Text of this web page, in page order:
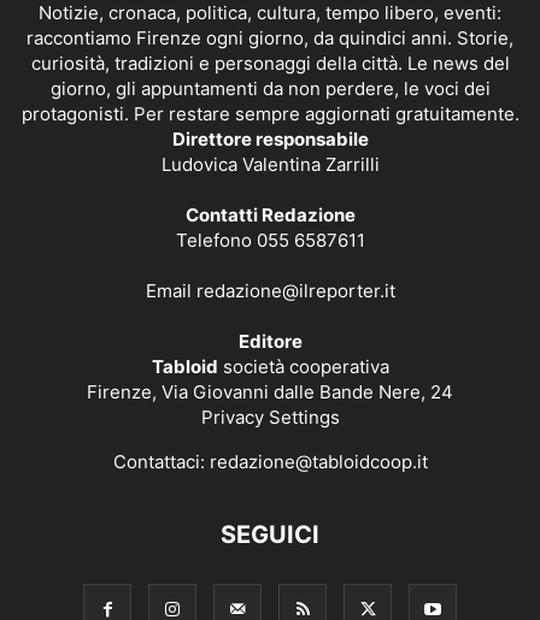
Notizie, cronaca, politica, cultura, tempo libero, eventi:
raccontiamo Firenze ogni giorno, da quindici anni. Storie,
curiosità, tradizioni e personaggi della città. Le news del
giorno, gli appuntamenti da non perdere, le voci dei
protagonisti. Per restare sempre aggiornati gratuitamente.
Direttore responsabile
Ludovica Valentina Zarrilli
Contatti Redazione
Telefono 055 6587611
Email redazione@ilreporter.it
Editore
Tabloid società cooperativa
Firenze, Via Giovanni dalle Bande Nere, 24
Privacy Settings
Contattaci: redazione@tabloidcoop.it
SEGUICI